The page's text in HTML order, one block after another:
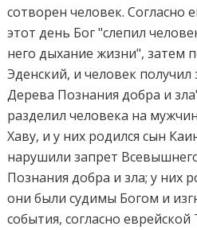
сотворен человек. Согласно
этот день Бог "слепил
него дыхание жизни", затем
Эденский, и человек получил
Дерева Познания добра и
разделил человека на
Хаву, и у них родился сын
нарушили запрет
Познания добра и зла; у них
они были судимы Богом и
события, согласно